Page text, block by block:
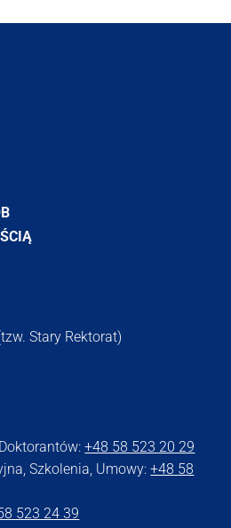
Stary Rektorat)
+48 58 523 20 29
Szkolenia, Umowy:+48 58
523 24 39